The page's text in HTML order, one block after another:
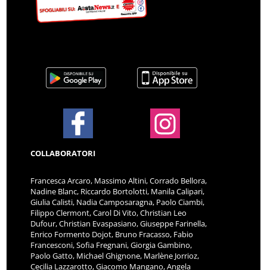
COLLABORATORI
Francesca Arcaro, Massimo Altini, Corrado Bellora,
Nadine Blanc, Riccardo Bortolotti, Manila Calipari,
Giulia Calisti, Nadia Camposaragna, Paolo Ciambi,
Filippo Clermont, Carol Di Vito, Christian Leo
Dufour, Christian Evaspasiano, Giuseppe Farinella,
Enrico Formento Dojot, Bruno Fracasso, Fabio
Francesconi, Sofia Fregnani, Giorgia Gambino,
Paolo Gatto, Michael Ghignone, Marlène Jorrioz,
Cecilia Lazzarotto, Giacomo Mangano, Angela